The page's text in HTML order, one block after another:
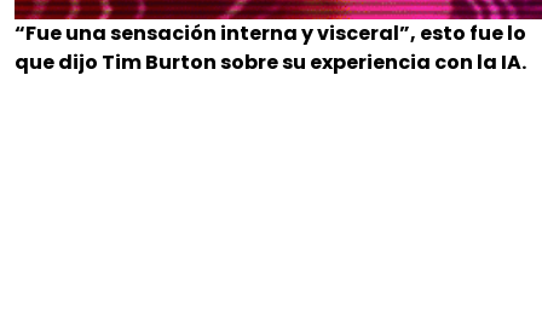
“Fue una sensación interna y visceral”, esto fue lo
que dijo Tim Burton sobre su experiencia con la IA.